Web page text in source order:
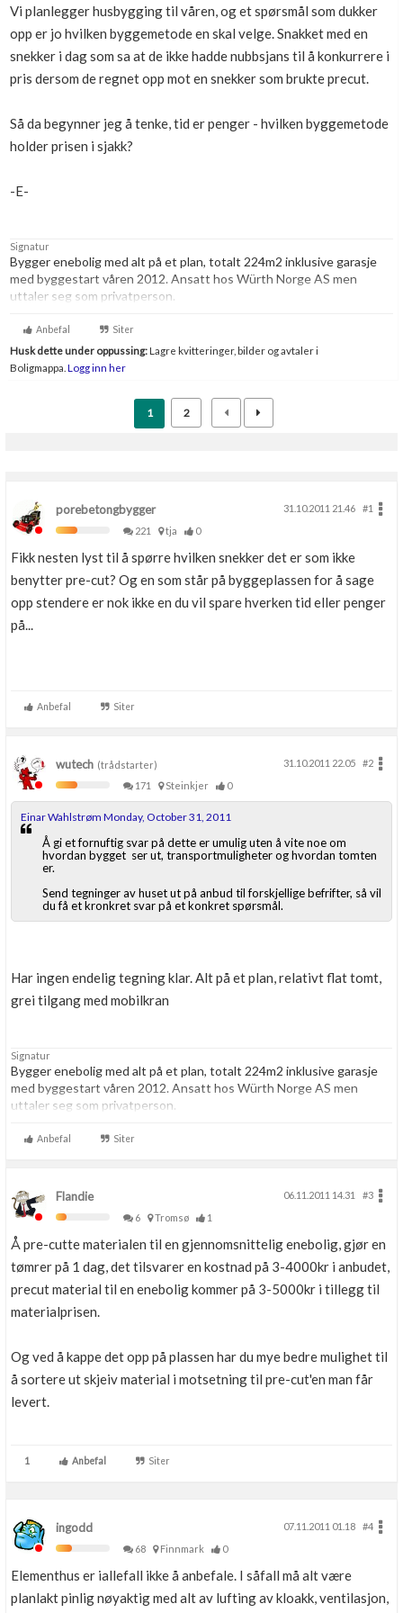
Boligmappa+
Få mer ut av Boligmappa
Vi planlegger husbygging til våren, og et spørsmål som dukker
opp er jo hvilken byggemetode en skal velge. Snakket med en
snekker i dag som sa at de ikke hadde nubbsjans til å konkurrere i
pris dersom de regnet opp mot en snekker som brukte precut.
Så da begynner jeg å tenke, tid er penger - hvilken byggemetode
holder prisen i sjakk?
-E-
Signatur
Bygger enebolig med alt på et plan, totalt 224m2 inklusive garasje
med byggestart våren 2012. Ansatt hos Würth Norge AS men
uttaler seg som privatperson.
Anbefal Siter
Husk dette under oppussing:Lagre kvitteringer, bilder og avtaler i
Boligmappa. Logg inn her
1 2
porebetongbygger 31.10.2011 21.46
#1
221
tja 0
Fikk nesten lyst til å spørre hvilken snekker det er som ikke
benytter pre-cut? Og en som står på byggeplassen for å sage
opp stendere er nok ikke en du vil spare hverken tid eller penger
på...
Anbefal Siter
wutech (trådstarter) 31.10.2011 22.05
#2
171
Steinkjer 0
Einar Wahlstrøm Monday, October 31, 2011
Å gi et fornuftig svar på dette er umulig uten å vite noe om
hvordan bygget ser ut, transportmuligheter og hvordan tomten
er.
Send tegninger av huset ut på anbud til forskjellige befrifter, så vil
du få et kronkret svar på et konkret spørsmål.
Har ingen endelig tegning klar. Alt på et plan, relativt flat tomt,
grei tilgang med mobilkran
Signatur
Bygger enebolig med alt på et plan, totalt 224m2 inklusive garasje
med byggestart våren 2012. Ansatt hos Würth Norge AS men
uttaler seg som privatperson.
Anbefal Siter
Flandie 06.11.2011 14.31
#3
6
Tromsø 1
Å pre-cutte materialen til en gjennomsnittelig enebolig, gjør en
tømrer på 1 dag, det tilsvarer en kostnad på 3-4000kr i anbudet,
precut material til en enebolig kommer på 3-5000kr i tillegg til
materialprisen.
Og ved å kappe det opp på plassen har du mye bedre mulighet til
å sortere ut skjeiv material i motsetning til pre-cut'en man får
levert.
1 Anbefal Siter
ingodd 07.11.2011 01.18
#4
68
Finnmark 0
Elementhus er iallefall ikke å anbefale. I såfall må alt være
planlakt pinlig nøyaktig med alt av lufting av kloakk, ventilasjon,